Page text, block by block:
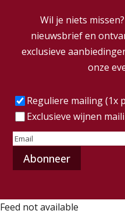
Wil je niets
nieuwsbrief en
exclusieve
onze
Frequentie(Vereist)
Reguliere mailing (1x
Exclusieve wijnen
E-
mailadres
Feed not available